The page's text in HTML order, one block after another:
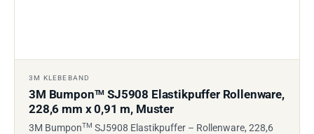
3M KLEBEBAND
3M BumponTM SJ5908 Elastikpuffer Rollenware,
228,6 mm x 0,91 m, Muster
3M BumponTM SJ5908 Elastikpuffer – Rollenware, 228,6